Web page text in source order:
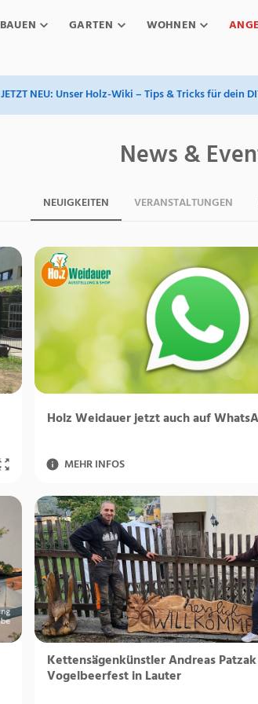
BAUEN GARTEN WOHNEN
JETZT NEU: Unser Holz-Wiki – Tips & Tricks für dein
News &
NEUIGKEITEN VERANSTALTUNGEN
Holz Weidauer jetzt auch auf
MEHR INFOS
Kettensägenkünstler Andreas
Vogelbeerfest in Lauter